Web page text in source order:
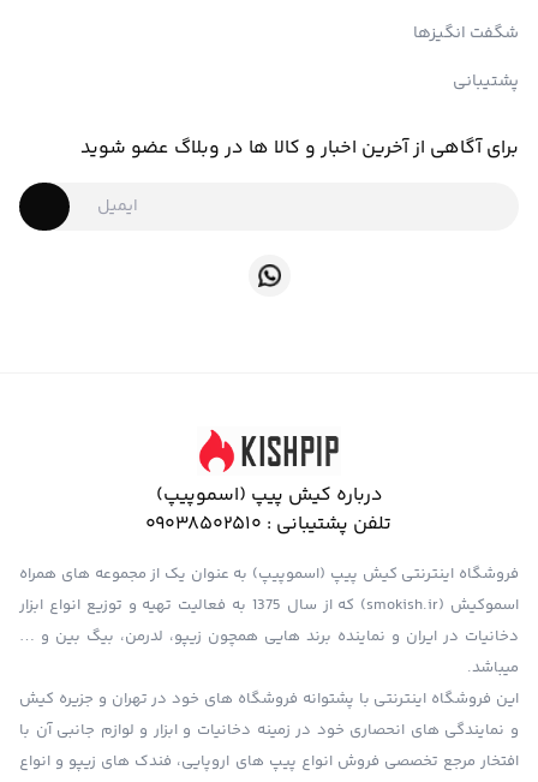
شگفت انگیزها
پشتیبانی
برای آگاهی از آخرین اخبار و کالا ها در وبلاگ عضو شوید
درباره کیش پیپ (اسموپیپ)
تلفن پشتیبانی : 09038502510
فروشگاه اینترنتی کیش پیپ (اسموپیپ) به عنوان یک از مجموعه های همراه
اسموکیش (smokish.ir) که از سال 1375 به فعالیت تهیه و توزیع انواع ابزار
دخانیات در ایران و نماینده برند هایی همچون زیپو، لدرمن، بیگ بین و …
میباشد.
این فروشگاه اینترنتی با پشتوانه فروشگاه های خود در تهران و جزیره کیش
و نمایندگی های انحصاری خود در زمینه دخانیات و ابزار و لوازم جانبی آن با
افتخار مرجع تخصصی فروش انواع پیپ های اروپایی، فندک های زیپو و انواع